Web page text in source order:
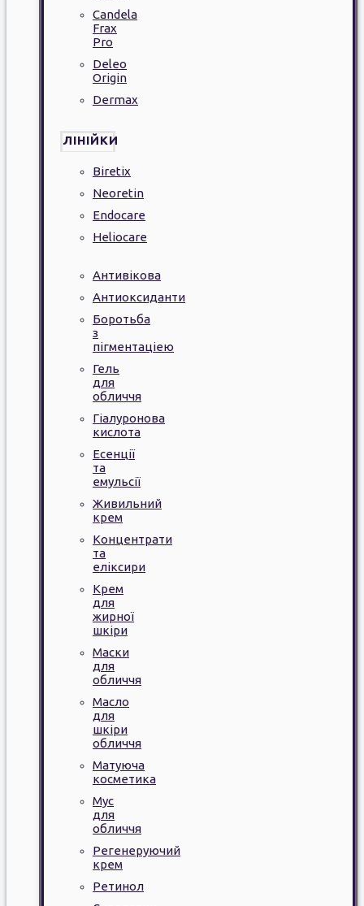
Candela
Frax
Pro
Deleo
Origin
Dermax
ЛІНІЙКИ
Biretix
Neoretin
Endocare
Heliocare
Антивікова
Антиоксиданти
Боротьба
з
пігментаціею
Гель
для
обличчя
Гіалуронова
кислота
Есенції
та
емульсії
Живильний
крем
Концентрати
та
еліксири
Крем
для
жирної
шкіри
Маски
для
обличчя
Масло
для
шкіри
обличчя
Матуюча
косметика
Мус
для
обличчя
Регенеруючий
крем
Ретинол